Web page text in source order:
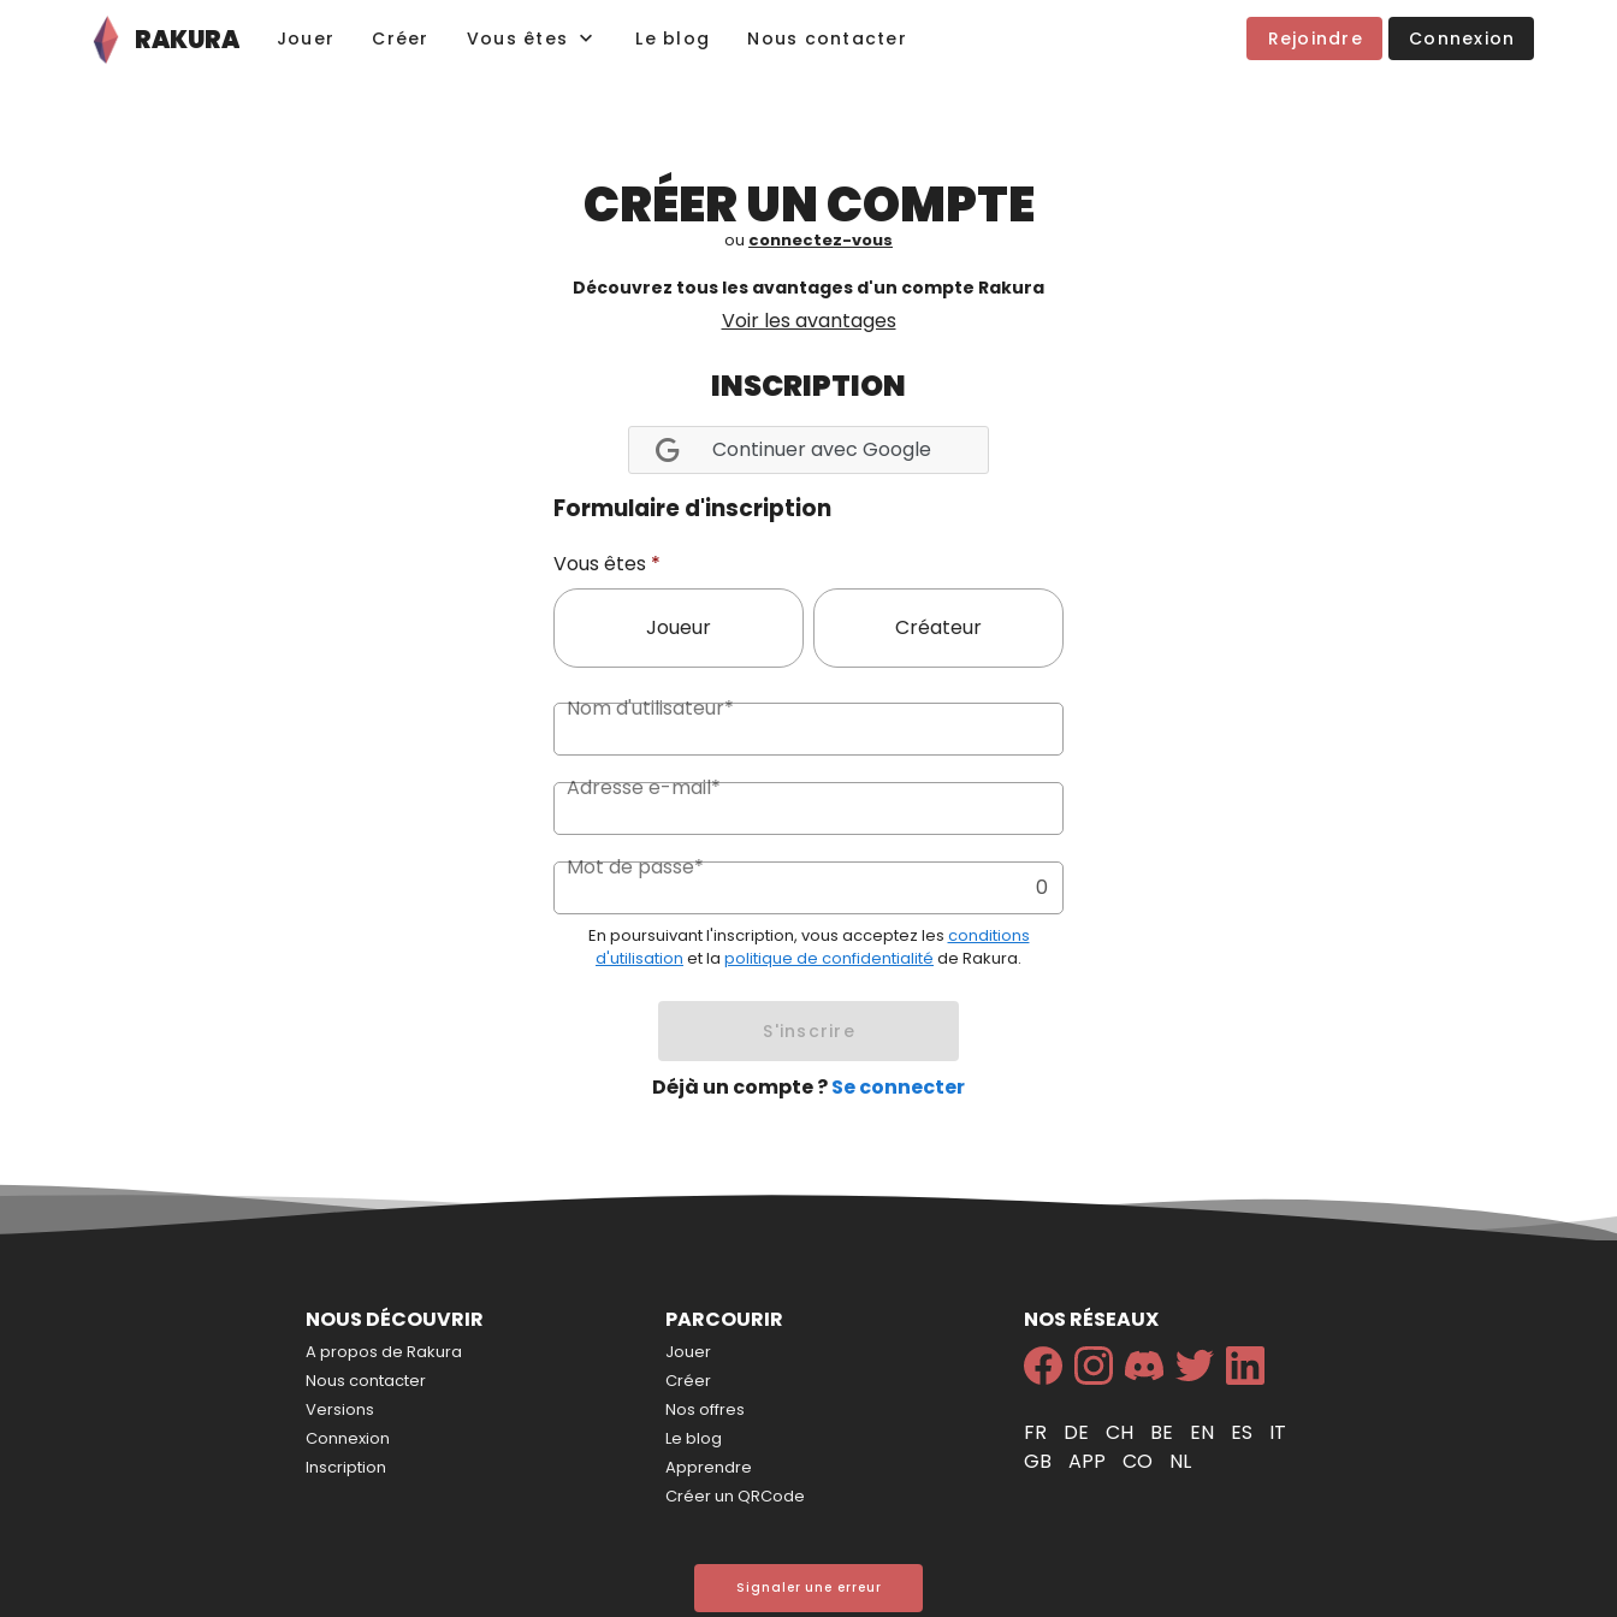
RAKURA Jouer Créer Vous êtes Le blog Nous contacter Rejoindre Connexion
CRÉER UN COMPTE
ou connectez-vous
Découvrez tous les avantages d'un compte Rakura
Voir les avantages
INSCRIPTION
Continuer avec Google
Formulaire d'inscription
Vous êtes *
Joueur Créateur
Nom d'utilisateur*
Adresse e-mail*
Mot de passe*
0
En poursuivant l'inscription, vous acceptez les conditions
d'utilisation et la politique de confidentialité de Rakura.
S'inscrire
Déjà un compte ?Se connecter
NOUS DÉCOUVRIR
A propos de Rakura
Nous contacter
Versions
Connexion
Inscription
PARCOURIR
Jouer
Créer
Nos offres
Le blog
Apprendre
Créer un QRCode
NOS RÉSEAUX
FR DE CH BE EN ES
IT
GB
APP CO NL
Signaler une erreur